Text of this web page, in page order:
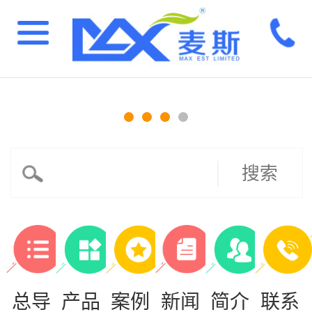
搜索
总导 产品 案例 新闻 简介 联系